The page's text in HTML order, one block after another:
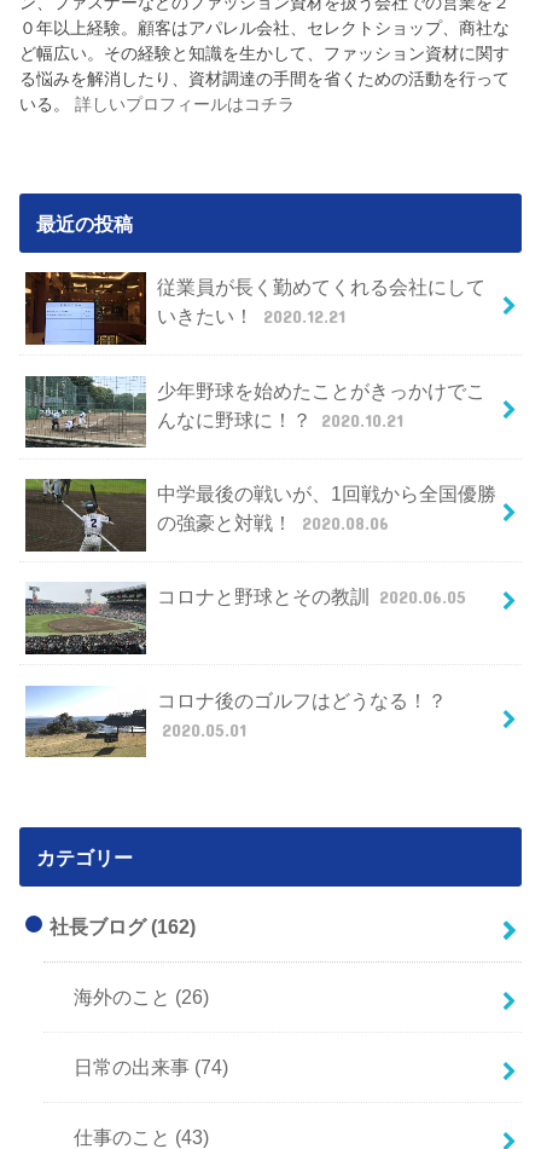
０年以上経験。顧客はアパレル会社、セレクトショップ、商社な
ど幅広い。その経験と知識を生かして、ファッション資材に関す
る悩みを解消したり、資材調達の手間を省くための活動を行って
いる。詳しいプロフィールはコチラ
最近の投稿
従業員が長く勤めてくれる会社にして
いきたい！
2020.12.21
少年野球を始めたことがきっかけでこ
んなに野球に！？
2020.10.21
中学最後の戦いが、1回戦から全国優勝
の強豪と対戦！
2020.08.06
コロナと野球とその教訓 2020.06.05
コロナ後のゴルフはどうなる！？
2020.05.01
カテゴリー
社長ブログ(162)
海外のこと (26)
日常の出来事 (74)
仕事のこと (43)